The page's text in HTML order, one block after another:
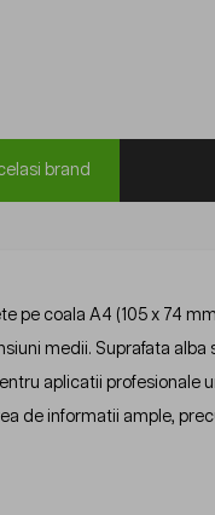
brand
pe coala A4 (105 x 74
medii. Suprafata
aplicatii profesionale
de informatii ample,